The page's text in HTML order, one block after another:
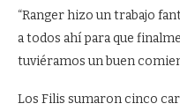
“Ranger hizo un trabajo
a todos ahí para que
tuviéramos un buen
Los Filis sumaron cinco